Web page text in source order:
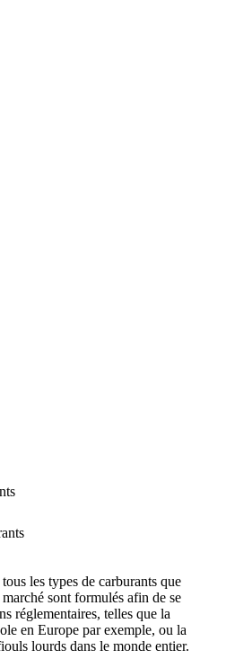
les types de carburants que
sont formulés afin de se
réglementaires, telles que la
en Europe par exemple, ou la
lourds dans le monde entier.